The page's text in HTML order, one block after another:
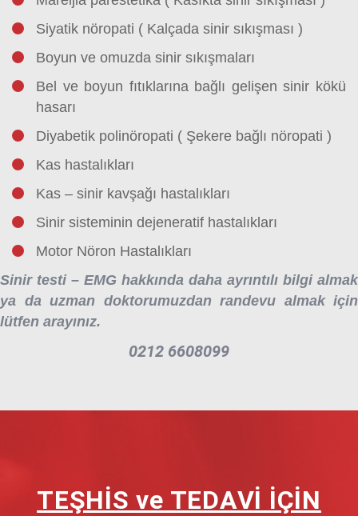
Siyatik nöropati ( Kalçada sinir sıkışması )
Boyun ve omuzda sinir sıkışmaları
Bel ve boyun fıtıklarına bağlı gelişen sinir kökü
hasarı
Diyabetik polinöropati ( Şekere bağlı nöropati )
Kas hastalıkları
Kas – sinir kavşağı hastalıkları
Sinir sisteminin dejeneratif hastalıkları
Motor Nöron Hastalıkları
Sinir testi – EMG hakkında daha ayrıntılı bilgi almak
ya da uzman doktorumuzdan randevu almak için
lütfen arayınız.
0212 6608099
TEŞHİS ve TEDAVİ İÇİN